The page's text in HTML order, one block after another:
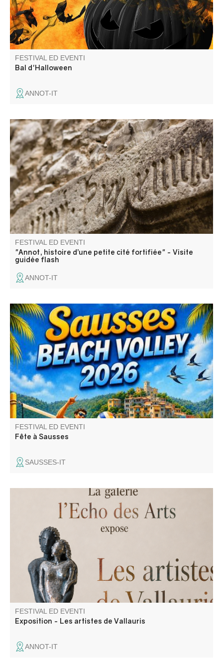
FESTIVAL ED EVENTI
Bal d'Halloween
ANNOT-IT
Esploriamo il labirinto di stradine che compongono questa
piccola città fortificata e i suoi misteri, attraverso i segni
lasciati dal tempo.
FESTIVAL ED EVENTI
"Annot, histoire d’une petite cité fortifiée" - Visite
guidée flash
ANNOT-IT
Fête avec repas festif, concours de boules, défilé aux
lampions, atelier enfants, bal le samedi, tournoi de Beach-
Volley, barbecue party et bal masqué "Anges et Démon"
le dimanche.
FESTIVAL ED EVENTI
Fête à Sausses
SAUSSES-IT
La galleria "L'Echo des Arts" espone le opere degli artisti
di Vallauris: Véronique Disalvo, Amid Belatach e Soft.
FESTIVAL ED EVENTI
Exposition - Les artistes de Vallauris
ANNOT-IT